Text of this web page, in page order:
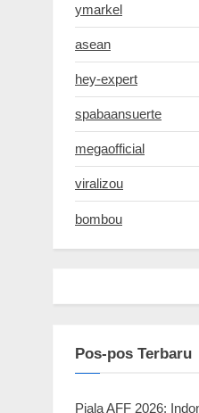
ymarkel
asean
hey-expert
spabaansuerte
megaofficial
viralizou
bombou
Pos-pos Terbaru
Piala AFF 2026: